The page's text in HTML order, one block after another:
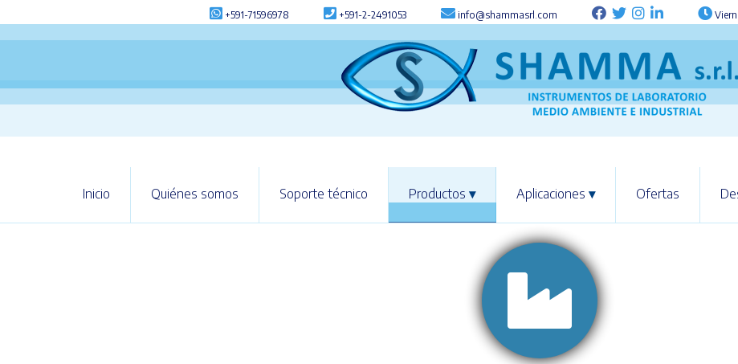
+591-71596978 +591-2-2491053 info@shammasrl.com
Inicio Quiénes somos Soporte técnico Productos ▾ Aplicaciones ▾ Ofertas